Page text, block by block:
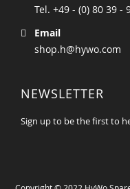
Tel. +49 - (0) 80 39 -
Email
shop.h@hywo.com
NEWSLETTER
Sign up to be the first to